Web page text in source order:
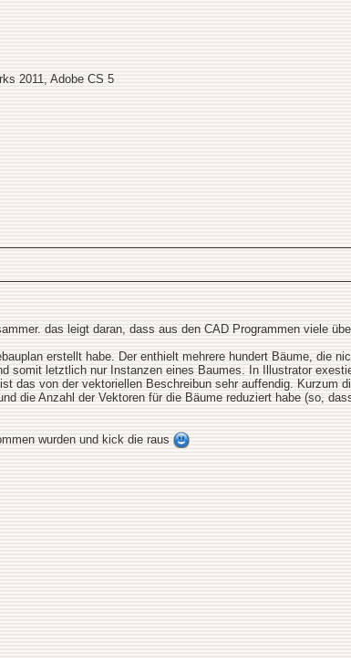
2011, Adobe CS 5
das leigt daran, dass aus den CAD Programmen viele
erstellt habe. Der enthielt mehrere hundert Bäume, die
somit letztlich nur Instanzen eines Baumes. In Illustrator
das von der vektoriellen Beschreibun sehr auffendig. Kurzum
die Anzahl der Vektoren für die Bäume reduziert habe (so,
wurden und kick die raus